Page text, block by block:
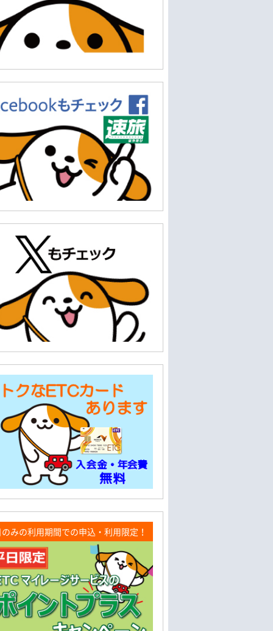
みの利用期間での申込・利用限定！